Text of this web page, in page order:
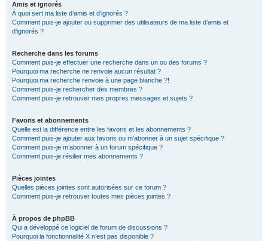
Amis et ignorés
À quoi sert ma liste d’amis et d’ignorés ?
Comment puis-je ajouter ou supprimer des utilisateurs de ma liste d’amis et
d’ignorés ?
Recherche dans les forums
Comment puis-je effectuer une recherche dans un ou des forums ?
Pourquoi ma recherche ne renvoie aucun résultat ?
Pourquoi ma recherche renvoie à une page blanche ?!
Comment puis-je rechercher des membres ?
Comment puis-je retrouver mes propres messages et sujets ?
Favoris et abonnements
Quelle est la différence entre les favoris et les abonnements ?
Comment puis-je ajouter aux favoris ou m’abonner à un sujet spécifique ?
Comment puis-je m’abonner à un forum spécifique ?
Comment puis-je résilier mes abonnements ?
Pièces jointes
Quelles pièces jointes sont autorisées sur ce forum ?
Comment puis-je retrouver toutes mes pièces jointes ?
À propos de phpBB
Qui a développé ce logiciel de forum de discussions ?
Pourquoi la fonctionnalité X n’est pas disponible ?